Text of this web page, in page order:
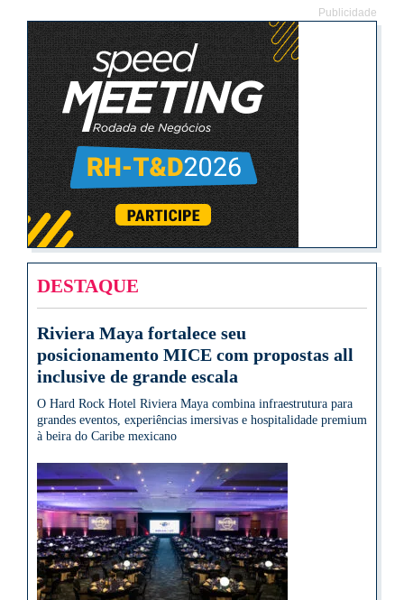
Publicidade
DESTAQUE
Riviera Maya fortalece seu
posicionamento MICE com propostas all
inclusive de grande escala
O Hard Rock Hotel Riviera Maya combina infraestrutura para
grandes eventos, experiências imersivas e hospitalidade premium
à beira do Caribe mexicano